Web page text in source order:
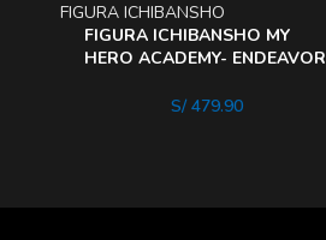
FIGURA ICHIBANSHO MY
HERO ACADEMY- ENDEAVOR
FIGURA ICHIBANSHO
S/479.90